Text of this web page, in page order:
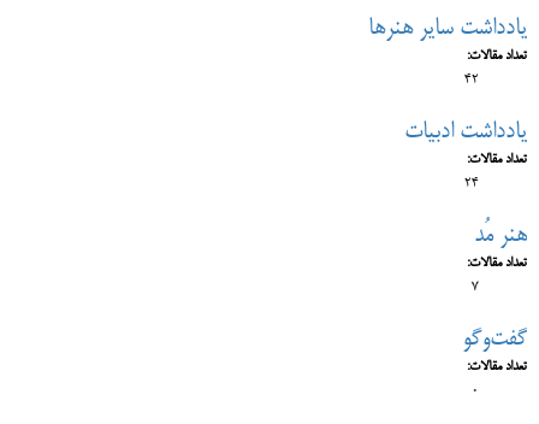
یادداشت سایر هنرها
تعداد مقالات:
42
یادداشت ادبیات
تعداد مقالات:
24
هنر مُد
تعداد مقالات:
7
گفت‌وگو
تعداد مقالات:
0